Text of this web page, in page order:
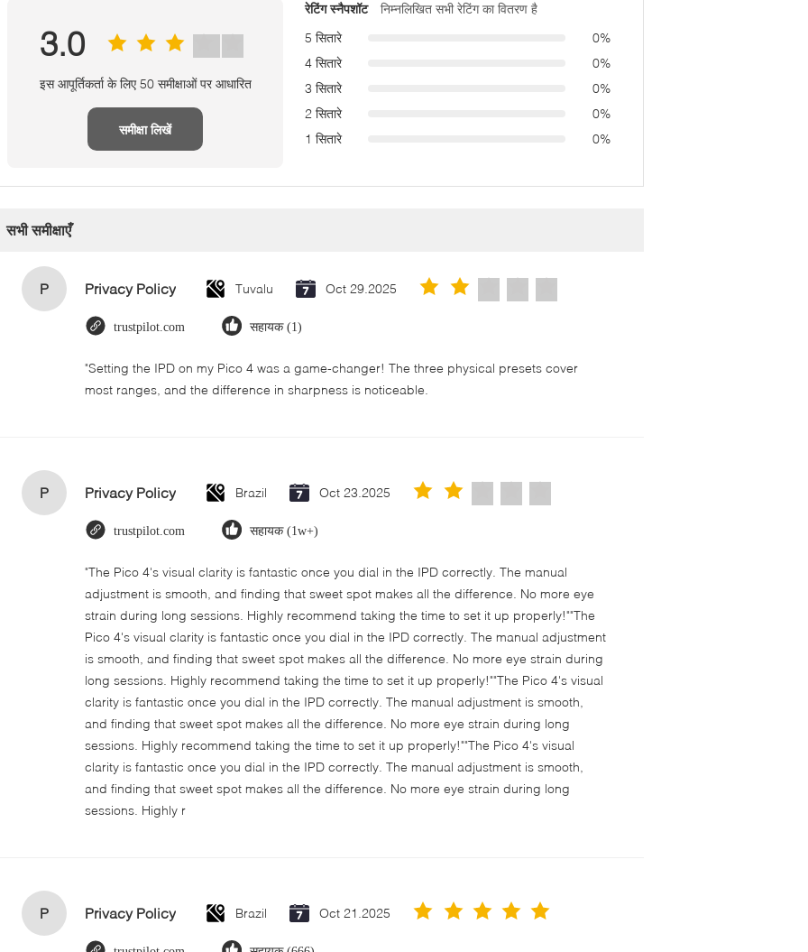
3.0
इस आपूर्तिकर्ता के लिए 50 समीक्षाओं पर आधारित
समीक्षा लिखें
रेटिंग स्नैपशॉट
निम्नलिखित सभी रेटिंग का वितरण है
5 सितारे
0%
4 सितारे
0%
3 सितारे
0%
2 सितारे
0%
1 सितारे
0%
सभी समीक्षाएँ
P Privacy Policy Tuvalu Oct 29.2025
trustpilot.com सहायक (1)
"Setting the IPD on my Pico 4 was a game-changer! The three physical presets cover
most ranges, and the difference in sharpness is noticeable.
P Privacy Policy Brazil Oct 23.2025
trustpilot.com सहायक (1w+)
"The Pico 4's visual clarity is fantastic once you dial in the IPD correctly. The manual
adjustment is smooth, and finding that sweet spot makes all the difference. No more eye
strain during long sessions. Highly recommend taking the time to set it up properly!""The
Pico 4's visual clarity is fantastic once you dial in the IPD correctly. The manual adjustment
is smooth, and finding that sweet spot makes all the difference. No more eye strain during
long sessions. Highly recommend taking the time to set it up properly!""The Pico 4's visual
clarity is fantastic once you dial in the IPD correctly. The manual adjustment is smooth,
and finding that sweet spot makes all the difference. No more eye strain during long
sessions. Highly recommend taking the time to set it up properly!""The Pico 4's visual
clarity is fantastic once you dial in the IPD correctly. The manual adjustment is smooth,
and finding that sweet spot makes all the difference. No more eye strain during long
sessions. Highly r
P Privacy Policy Brazil Oct 21.2025